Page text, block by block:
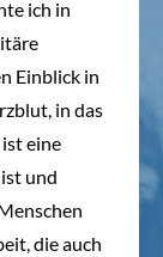
ich in
Einblick in
in das
eine
und
die auch